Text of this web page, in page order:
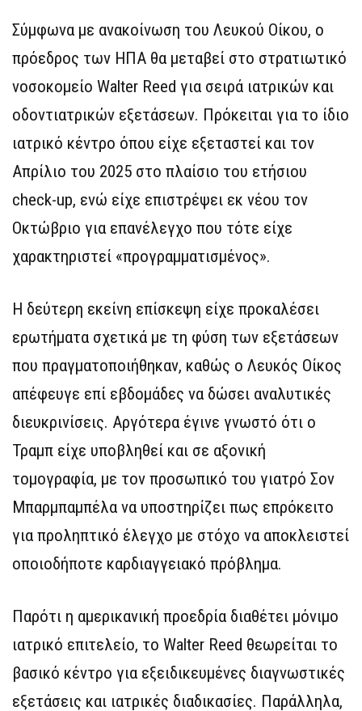
Σύμφωνα με ανακοίνωση του Λευκού Οίκου, ο
πρόεδρος των ΗΠΑ θα μεταβεί στο στρατιωτικό
νοσοκομείο Walter Reed για σειρά ιατρικών και
οδοντιατρικών εξετάσεων. Πρόκειται για το ίδιο
ιατρικό κέντρο όπου είχε εξεταστεί και τον
Απρίλιο του 2025 στο πλαίσιο του ετήσιου
check-up, ενώ είχε επιστρέψει εκ νέου τον
Οκτώβριο για επανέλεγχο που τότε είχε
χαρακτηριστεί «προγραμματισμένος».
Η δεύτερη εκείνη επίσκεψη είχε προκαλέσει
ερωτήματα σχετικά με τη φύση των εξετάσεων
που πραγματοποιήθηκαν, καθώς ο Λευκός Οίκος
απέφευγε επί εβδομάδες να δώσει αναλυτικές
διευκρινίσεις. Αργότερα έγινε γνωστό ότι ο
Τραμπ είχε υποβληθεί και σε αξονική
τομογραφία, με τον προσωπικό του γιατρό Σον
Μπαρμπαμπέλα να υποστηρίζει πως επρόκειτο
για προληπτικό έλεγχο με στόχο να αποκλειστεί
οποιοδήποτε καρδιαγγειακό πρόβλημα.
Παρότι η αμερικανική προεδρία διαθέτει μόνιμο
ιατρικό επιτελείο, το Walter Reed θεωρείται το
βασικό κέντρο για εξειδικευμένες διαγνωστικές
εξετάσεις και ιατρικές διαδικασίες. Παράλληλα,